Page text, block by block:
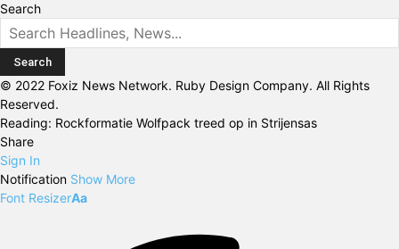
Search
© 2022 Foxiz News Network. Ruby Design Company. All Rights
Reserved.
Reading: Rockformatie Wolfpack treed op in Strijensas
Share
Sign In
Notification Show More
Font ResizerAa